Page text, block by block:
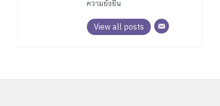
ความยั่งยืน
View all posts